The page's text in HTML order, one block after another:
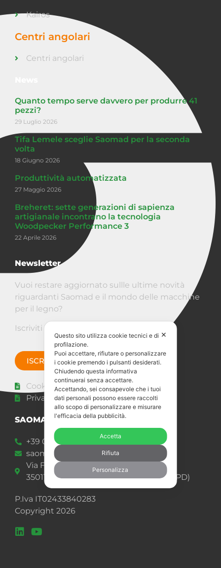
Kairos
Centri angolari
Centri angolari
Quanto tempo serve davvero per produrre 41
pezzi?
29 Luglio 2026
Tifa Lemele sceglie Saomad per la seconda
volta
18 Giugno 2026
Produttività automatizzata
27 Maggio 2026
Breheret: sette generazioni di sapienza
artigianale incontrano la tecnologia
Woodpecker Performance 3
22 Aprile 2026
Newsletter
Vuoi restare aggiornato sullle ultime novità
riguardanti Saomad e il mondo delle macchine
per il legno?
Iscriviti alla Newsletter!
ISCRIVITI ORA
Cookie policy
Privacy Statement
SAOMAD 2 s.r.l.
+39 049 92 00 977
saomad@saomad.com
Via Frattina, 58
35011 Reschigliano di Campodarsego (PD)
P.Iva IT02433840283
Copyright 2026
✕
Questo sito utilizza cookie tecnici e di
profilazione.
Puoi accettare, rifiutare o personalizzare
i cookie premendo i pulsanti desiderati.
Chiudendo questa informativa
continuerai senza accettare.
Accettando, sei consapevole che i tuoi
dati personali possono essere raccolti
allo scopo di personalizzare e misurare
l'efficacia della pubblicità.
Accetta
Rifiuta
Personalizza